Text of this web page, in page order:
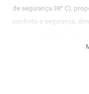
de segurança 38° C),
conforto e segurança,